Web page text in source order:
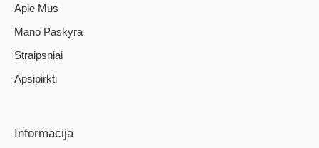
Apie Mus
Mano Paskyra
Straipsniai
Apsipirkti
Informacija